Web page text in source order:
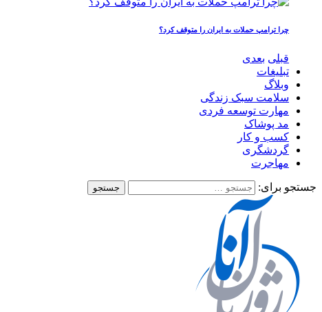
چرا ترامپ حملات به ایران را متوقف کرد؟
قبلی بعدی
تبلیغات
وبلاگ
سلامت سبک زندگی
مهارت توسعه فردی
مد پوشاک
کسب و کار
گردشگری
مهاجرت
جستجو برای: